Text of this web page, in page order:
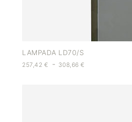
LAMPADA LD70/S
257,42 € - 308,66€